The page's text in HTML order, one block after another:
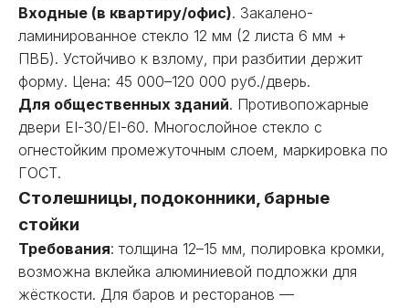
Входные (в квартиру/офис). Закалено-
ламинированное стекло 12 мм (2 листа 6 мм +
ПВБ). Устойчиво к взлому, при разбитии держит
форму. Цена: 45 000–120 000 руб./дверь.
Для общественных зданий. Противопожарные
двери EI-30/EI-60. Многослойное стекло с
огнестойким промежуточным слоем, маркировка по
ГОСТ.
Столешницы, подоконники, барные
стойки
Требования: толщина 12–15 мм, полировка кромки,
возможна вклейка алюминиевой подложки для
жёсткости. Для баров и ресторанов —